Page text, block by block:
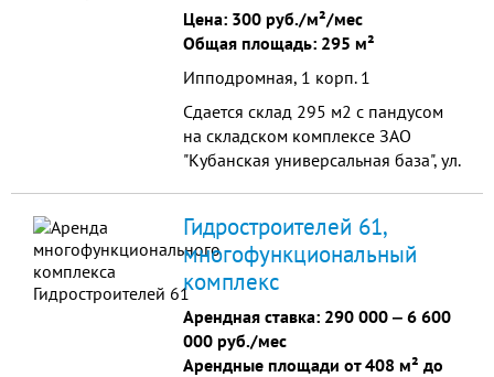
Цена: 300 руб./м²/мес
Общая площадь: 295 м²
Ипподромная, 1 корп. 1
Сдается склад 295 м2 с пандусом
на складском комплексе ЗАО
"Кубанская универсальная база", ул.
Элеватора...
Гидростроителей 61,
многофункциональный
комплекс
Арендная ставка: 290 000 ‒ 6 600
000 руб./мес
Арендные площади от 408 м² до